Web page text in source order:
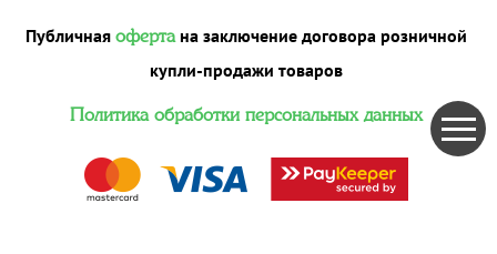
Публичная офертана заключение договора розничной
купли-продажи товаров
Политика обработки персональных данных